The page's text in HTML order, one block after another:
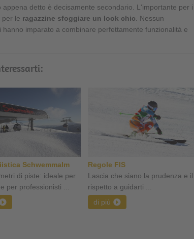
detto è decisamente secondario. L'importante per i
per le ragazzine sfoggiare un look chic . Nessun
imparato a combinare perfettamente funzionalità e
Schwemmalm
di piste: ideale per
per professionisti ...
Regole FIS
Lascia che siano la prudenza e il
rispetto a guidarti ...
di più